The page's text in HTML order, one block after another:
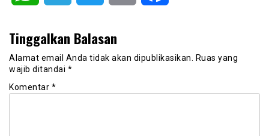
Tinggalkan Balasan
Alamat email Anda tidak akan dipublikasikan.
Ruas yang
wajib ditandai *
Komentar *